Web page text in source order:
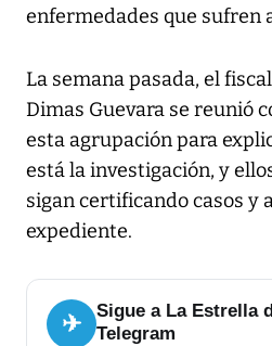
enfermedades que sufren
La semana pasada, el
Dimas Guevara se reunió
esta agrupación para
está la investigación, y
sigan certificando casos y
expediente.
✈
Sigue a La Estrella
Telegram